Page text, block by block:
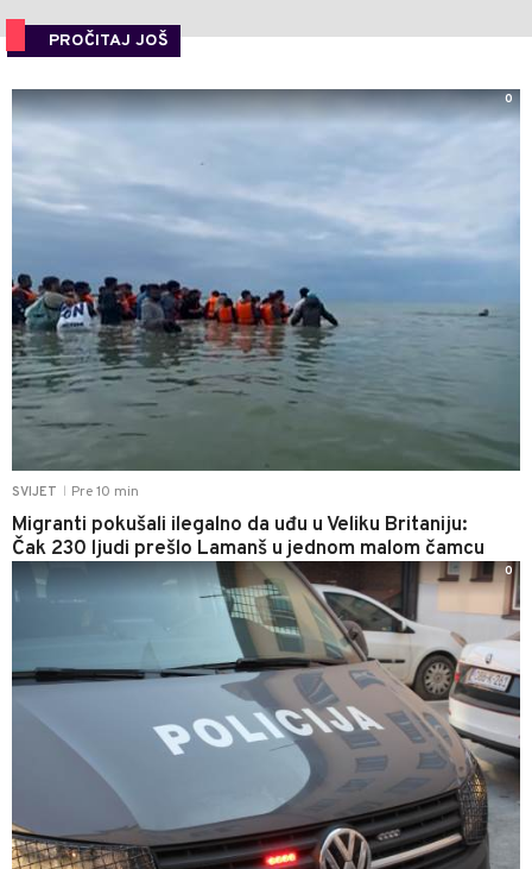
PROČITAJ JOŠ
SVIJET Pre 10 min
Migranti pokušali ilegalno da uđu u Veliku Britaniju:
Čak 230 ljudi prešlo Lamanš u jednom malom čamcu
0
0